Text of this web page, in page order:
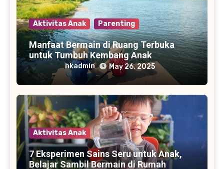
Aktivitas Anak Parenting
Manfaat Bermain di Ruang Terbuka
untuk Tumbuh Kembang Anak
hkadmin May 26, 2025
Aktivitas Anak
7 Eksperimen Sains Seru untuk Anak,
Belajar Sambil Bermain di Rumah